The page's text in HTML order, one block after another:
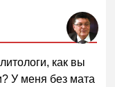
как вы
У меня без мата